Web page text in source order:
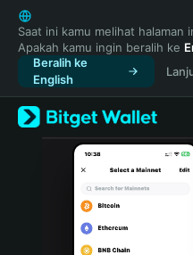
English
日本語
Tiếng Việt
Русский
Español (Latinoamérica)
Türkçe
Italiano
Português (Portugal)
Saat ini kamu melihat halaman
Apakah kamu ingin beralih ke
Beralih ke
English